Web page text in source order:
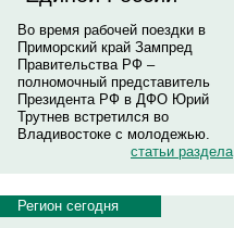
Во время рабочей поездки в
Приморский край Зампред
Правительства РФ –
полномочный представитель
Президента РФ в ДФО Юрий
Трутнев встретился во
Владивостоке с молодежью.
статьи раздела
Регион сегодня